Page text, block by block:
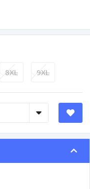
8XL 9XL